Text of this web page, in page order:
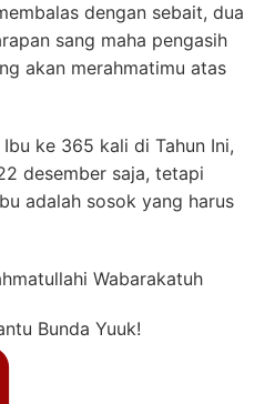
dengan sebait, dua
sang maha pengasih
akan merahmatimu atas
ke 365 kali di Tahun Ini,
desember saja, tetapi
adalah sosok yang harus
Wabarakatuh
Bunda Yuuk!